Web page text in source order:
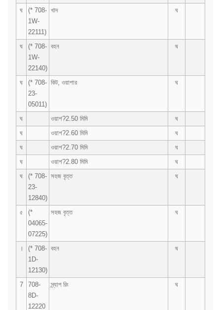
ঘ
(* 708-
1W-
22111)
খাদ ঘ
ঘ
(* 708-
1W-
22140)
বহন ঘ
ঘ
(* 708-
23-
05011)
কিট, ওয়াশার ঘ
ঘ ওয়াশ?2.50 মিমি
ঘ
ঘ
ওয়াশ?2.60 মিমি
ঘ
ঘ
ওয়াশ?2.70 মিমি
ঘ
ঘ
ওয়াশ?2.80 মিমি
ঘ
ঘ
(* 708-
23-
12840)
সহজ বৃত্ত ঘ
৫
(*
04065-
07225)
সহজ বৃত্ত ঘ
।
(* 708-
1D-
12130)
বহন ঘ
7
708-
8D-
12220
স্ন্যাপ রিং ঘ